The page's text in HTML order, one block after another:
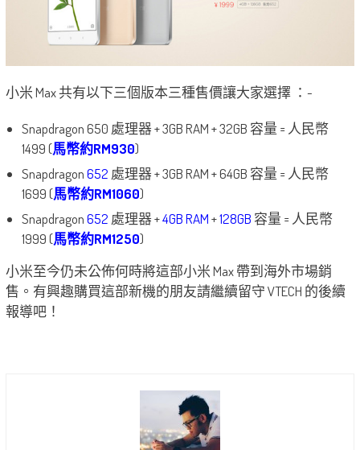
小米 Max 共有以下三個版本三種售價讓大家選擇 ：-
Snapdragon 650 處理器 + 3GB RAM + 32GB 容量 = 人民幣
1499 (馬幣約RM930)
Snapdragon652 處理器 + 3GB RAM + 64GB 容量 = 人民幣
1699 (馬幣約RM1060)
Snapdragon652 處理器 +4GB RAM+128GB 容量 = 人民幣
1999 (馬幣約RM1250)
小米至今仍未公佈何時將這部小米 Max 帶到海外市場銷
售。有興趣購買這部新機的朋友請繼續留守 VTECH 的後續
報導吧！